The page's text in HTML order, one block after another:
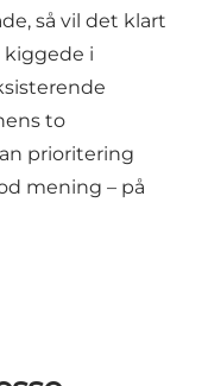
så vil det klart
kiggede i
to
prioritering
mening – på